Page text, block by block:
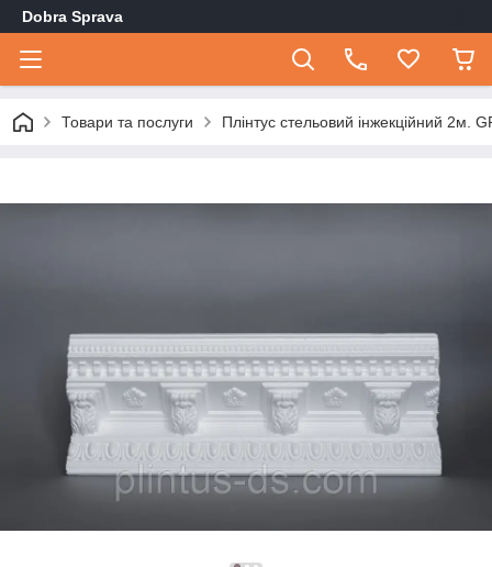
Dobra Sprava
Товари та послуги Плінтус стельовий інжекційний 2м.